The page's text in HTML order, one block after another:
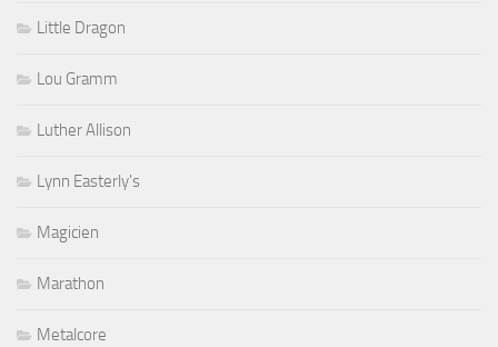
Little Dragon
Lou Gramm
Luther Allison
Lynn Easterly's
Magicien
Marathon
Metalcore